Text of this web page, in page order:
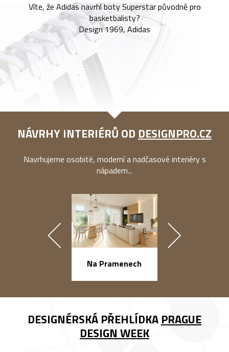
Víte, že Adidas navrhl boty Superstar původně pro
basketbalisty?
Design 1969, Adidas
NÁVRHY INTERIÉRŮ OD DESIGNPRO.CZ
Navrhujeme osobité, moderní a nadčasové interiéry s
nápadem...
Na Pramenech
DESIGNÉRSKÁ PŘEHLÍDKA PRAGUE
DESIGN WEEK